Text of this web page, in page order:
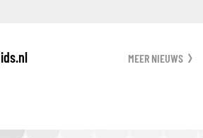
MEER NIEUWS